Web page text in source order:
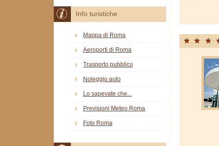
Info turistiche
Mappa di Roma
Aeroporti di Roma
Trasporto pubblico
Noleggio auto
Lo sapevate che...
Previsioni Meteo Roma
Foto Roma